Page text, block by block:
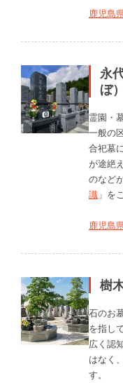
鹿児島
永
ぼ）
霊園・
一般の
合祀墓
が途絶
のなど
識 」を
鹿児島
樹
石のお
を指し
広く認
はなく
す。